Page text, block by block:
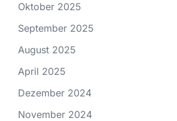
Oktober 2025
September 2025
August 2025
April 2025
Dezember 2024
November 2024